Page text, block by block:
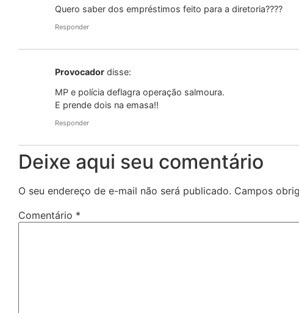
Quero saber dos empréstimos feito para a diretoria????
Responder
Provocador disse:
MP e polícia deflagra operação salmoura.
E prende dois na emasa!!
Responder
Deixe aqui seu comentário
O seu endereço de e-mail não será publicado. Campos
Comentário *